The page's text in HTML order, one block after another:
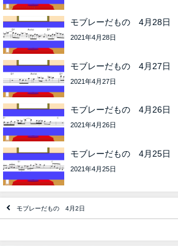
モブレーだもの 4月28日
2021年4月28日
モブレーだもの 4月27日
2021年4月27日
モブレーだもの 4月26日
2021年4月26日
モブレーだもの 4月25日
2021年4月25日
モブレーだもの 4月2日